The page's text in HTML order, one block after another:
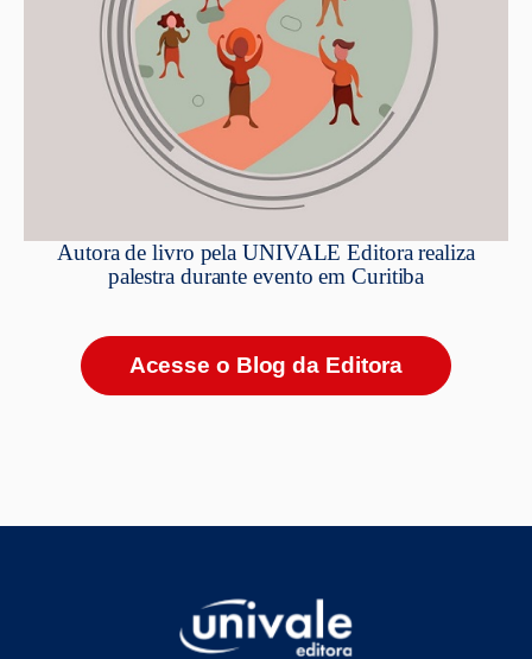
Autora de livro pela UNIVALE Editora realiza
palestra durante evento em Curitiba
Acesse o Blog da Editora